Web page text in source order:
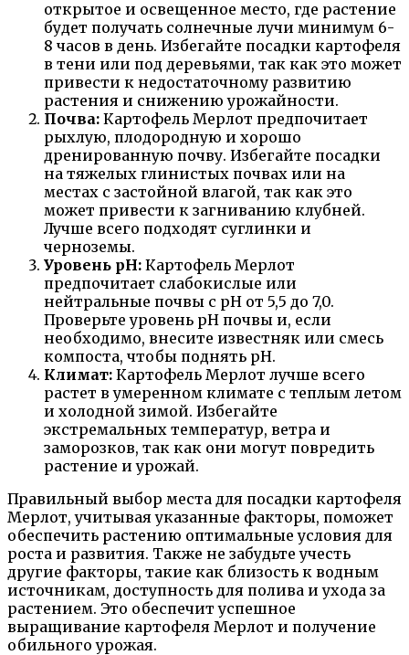
открытое и освещенное место, где растение
будет получать солнечные лучи минимум 6-
8 часов в день. Избегайте посадки картофеля
в тени или под деревьями, так как это может
привести к недостаточному развитию
растения и снижению урожайности.
Почва: Картофель Мерлот предпочитает
рыхлую, плодородную и хорошо
дренированную почву. Избегайте посадки
на тяжелых глинистых почвах или на
местах с застойной влагой, так как это
может привести к загниванию клубней.
Лучше всего подходят суглинки и
черноземы.
Уровень pH: Картофель Мерлот
предпочитает слабокислые или
нейтральные почвы с pH от 5,5 до 7,0.
Проверьте уровень pH почвы и, если
необходимо, внесите известняк или смесь
компоста, чтобы поднять pH.
Климат: Картофель Мерлот лучше всего
растет в умеренном климате с теплым летом
и холодной зимой. Избегайте
экстремальных температур, ветра и
заморозков, так как они могут повредить
растение и урожай.
Правильный выбор места для посадки картофеля
Мерлот, учитывая указанные факторы, поможет
обеспечить растению оптимальные условия для
роста и развития. Также не забудьте учесть
другие факторы, такие как близость к водным
источникам, доступность для полива и ухода за
растением. Это обеспечит успешное
выращивание картофеля Мерлот и получение
обильного урожая.